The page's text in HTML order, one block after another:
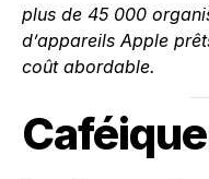
plus de 45 000
d’appareils Apple
coût abordable.